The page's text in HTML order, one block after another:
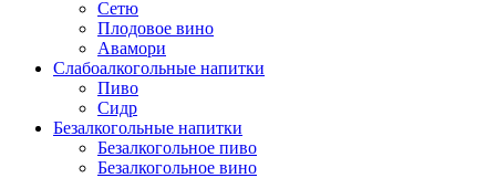
Сетю
Плодовое вино
Авамори
Слабоалкогольные напитки
Пиво
Сидр
Безалкогольные напитки
Безалкогольное пиво
Безалкогольное вино